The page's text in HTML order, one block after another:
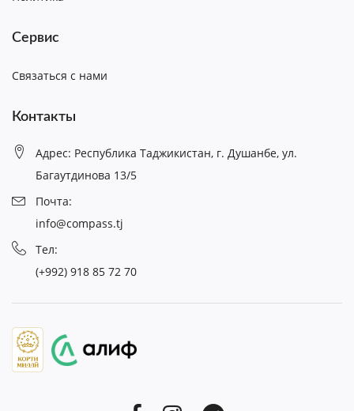
Сервис
Связаться с нами
Контакты
Адрес: Республика Таджикистан, г. Душанбе, ул.
Багаутдинова 13/5
Почта:
info@compass.tj
Тел:
(+992) 918 85 72 70